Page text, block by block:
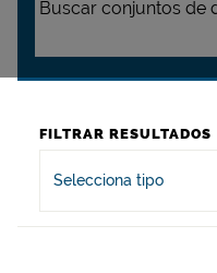
FILTRAR RESULTADOS
Selecciona tipo